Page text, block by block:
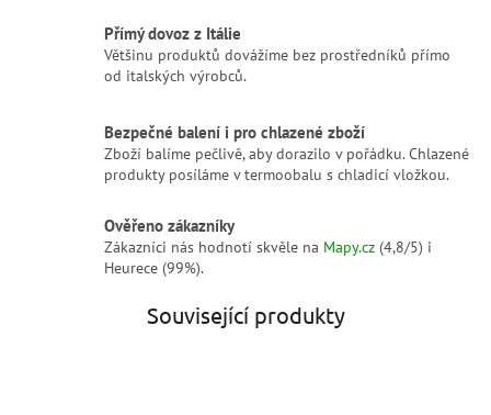
Přímý dovoz z Itálie
Většinu produktů dovážíme bez prostředníků přímo
od italských výrobců.
Bezpečné balení i pro chlazené zboží
Zboží balíme pečlivě, aby dorazilo v pořádku. Chlazené
produkty posíláme v termoobalu s chladicí vložkou.
Ověřeno zákazníky
Zákazníci nás hodnotí skvěle na Mapy.cz (4,8/5) i
Heurece (99%).
Související produkty